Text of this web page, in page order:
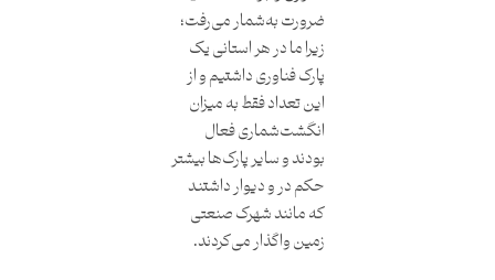
ضرورت به‌شمار می‌رفت؛
زیرا ما در هر استانی یک
پارک فناوری داشتیم و از
این تعداد فقط به میزان
انگشت‌شماری فعال
بودند و سایر پارک‌ها بیشتر
حکم در و دیوار داشتند
که مانند شهرک صنعتی
زمین واگذار می‌کردند.